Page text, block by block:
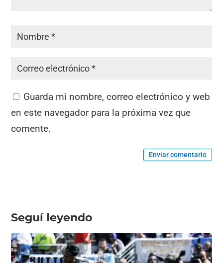
Guarda mi nombre, correo electrónico y web
en este navegador para la próxima vez que
comente.
Enviar comentario
Seguí leyendo